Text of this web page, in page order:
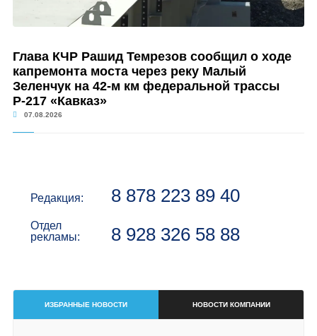
Глава КЧР Рашид Темрезов сообщил о ходе
капремонта моста через реку Малый
Зеленчук на 42-м км федеральной трассы
Р-217 «Кавказ»
07.08.2026
Редакция: 8 878 223 89 40
Отдел
рекламы:
8 928 326 58 88
ИЗБРАННЫЕ НОВОСТИ НОВОСТИ КОМПАНИИ